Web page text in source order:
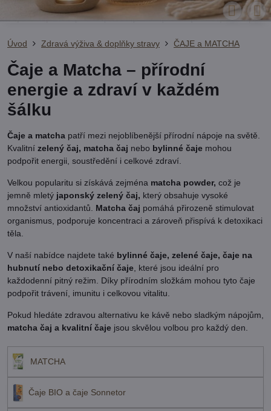
Úvod Zdravá výživa & doplňky stravy ČAJE a MATCHA
Čaje a Matcha – přírodní
energie a zdraví v každém
šálku
Čaje a matcha patří mezi nejoblíbenější přírodní nápoje na světě.
Kvalitní zelený čaj, matcha čaj nebo bylinné čaje mohou
podpořit energii, soustředění i celkové zdraví.
Velkou popularitu si získává zejména matcha powder, což je
jemně mletý japonský zelený čaj, který obsahuje vysoké
množství antioxidantů. Matcha čaj pomáhá přirozeně stimulovat
organismus, podporuje koncentraci a zároveň přispívá k detoxikaci
těla.
V naší nabídce najdete také bylinné čaje, zelené čaje, čaje na
hubnutí nebo detoxikační čaje , které jsou ideální pro
každodenní pitný režim. Díky přírodním složkám mohou tyto čaje
podpořit trávení, imunitu i celkovou vitalitu.
Pokud hledáte zdravou alternativu ke kávě nebo sladkým nápojům,
matcha čaj a kvalitní čaje jsou skvělou volbou pro každý den.
MATCHA
Čaje BIO a čaje Sonnetor